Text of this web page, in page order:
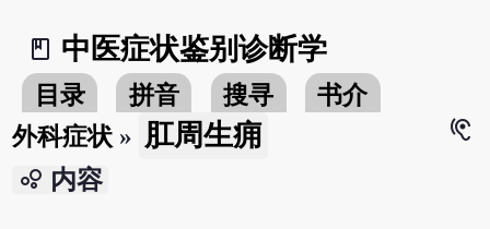
book_2
中医症状鉴别诊断学
目录 拼音 搜寻
书介
外科症状 » 肛周生痈
hearing
bubble_chart 内容